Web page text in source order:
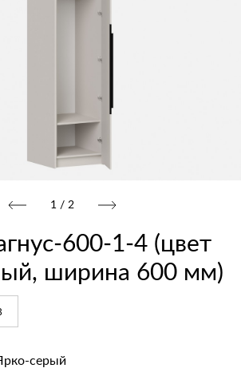
1 / 2
(цвет
ширина 600 мм)
серый